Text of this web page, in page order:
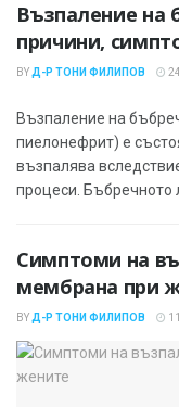
Възпаление на
причини,
BY Д-Р ТОНИ ФИЛИПОВ
Възпаление на
пиелонефрит) е
възпалява
процеси. Бъбречното
Симптоми на
мембрана при
BY Д-Р ТОНИ ФИЛИПОВ